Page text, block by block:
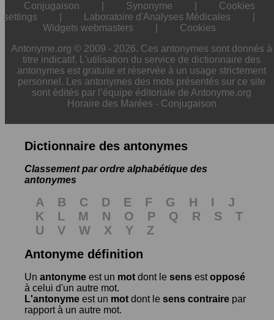
Conjugaison Synonyme
Cookies
settings
Laboratoire d'Analyses Médicales
Widgets webmasters
Cookies
Antonyme.org © 2009 - 2026. Ces antonymes sont donnés à
titre indicatif. L'utilisation du service de dictionnaire des
antonymes est gratuite et réservée à un usage strictement
personnel. Les antonymes des mots présentés sur ce site
sont édités par l’équipe éditoriale de Antonyme.org
Horaire des Marées - Conjugaison
Dictionnaire des antonymes
Classement par ordre alphabétique des
antonymes
A B C D E F G H I
J
K
L M N O P Q R S
T
U
V W X Y
Z
Antonyme définition
Un antonyme est un mot dont le sens estopposé
à celui d'un autre mot.
L'antonyme est un mot dont le sens contraire par
rapport à un autre mot.